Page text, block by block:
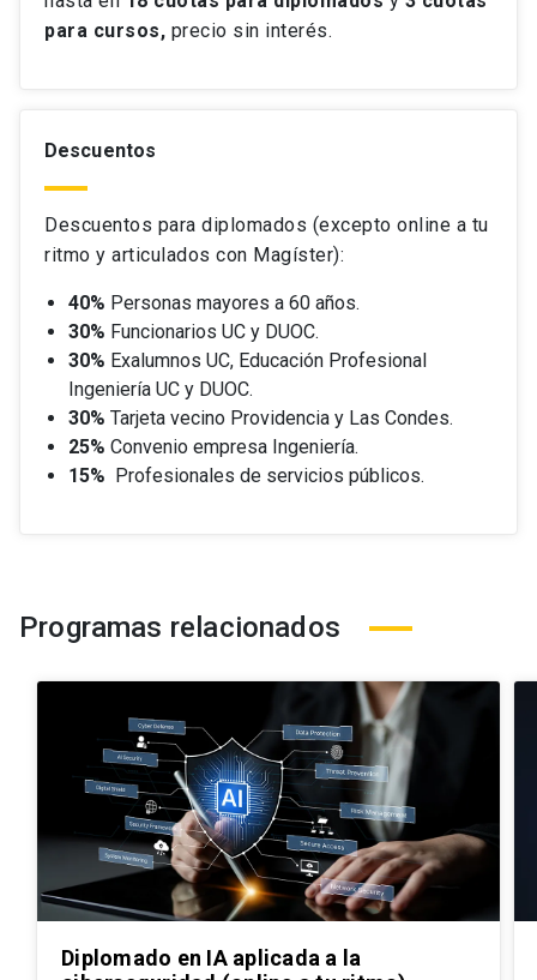
para cursos, precio sin interés.
Descuentos
Descuentos para diplomados (excepto online a tu
ritmo y articulados con Magíster):
40% Personas mayores a 60 años.
30% Funcionarios UC y DUOC.
30% Exalumnos UC, Educación Profesional
Ingeniería UC y DUOC.
30% Tarjeta vecino Providencia y Las Condes.
25% Convenio empresa Ingeniería.
15% Profesionales de servicios públicos.
Programas relacionados
Diplomado en IA aplicada a la